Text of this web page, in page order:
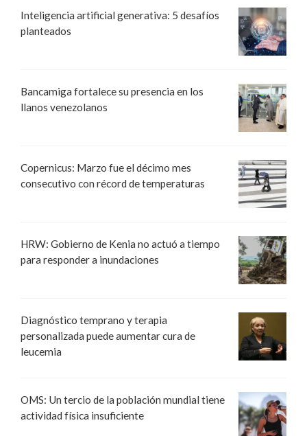
Inteligencia artificial generativa: 5 desafíos
planteados
Bancamiga fortalece su presencia en los
llanos venezolanos
Copernicus: Marzo fue el décimo mes
consecutivo con récord de temperaturas
HRW: Gobierno de Kenia no actuó a tiempo
para responder a inundaciones
Diagnóstico temprano y terapia
personalizada puede aumentar cura de
leucemia
OMS: Un tercio de la población mundial tiene
actividad física insuficiente